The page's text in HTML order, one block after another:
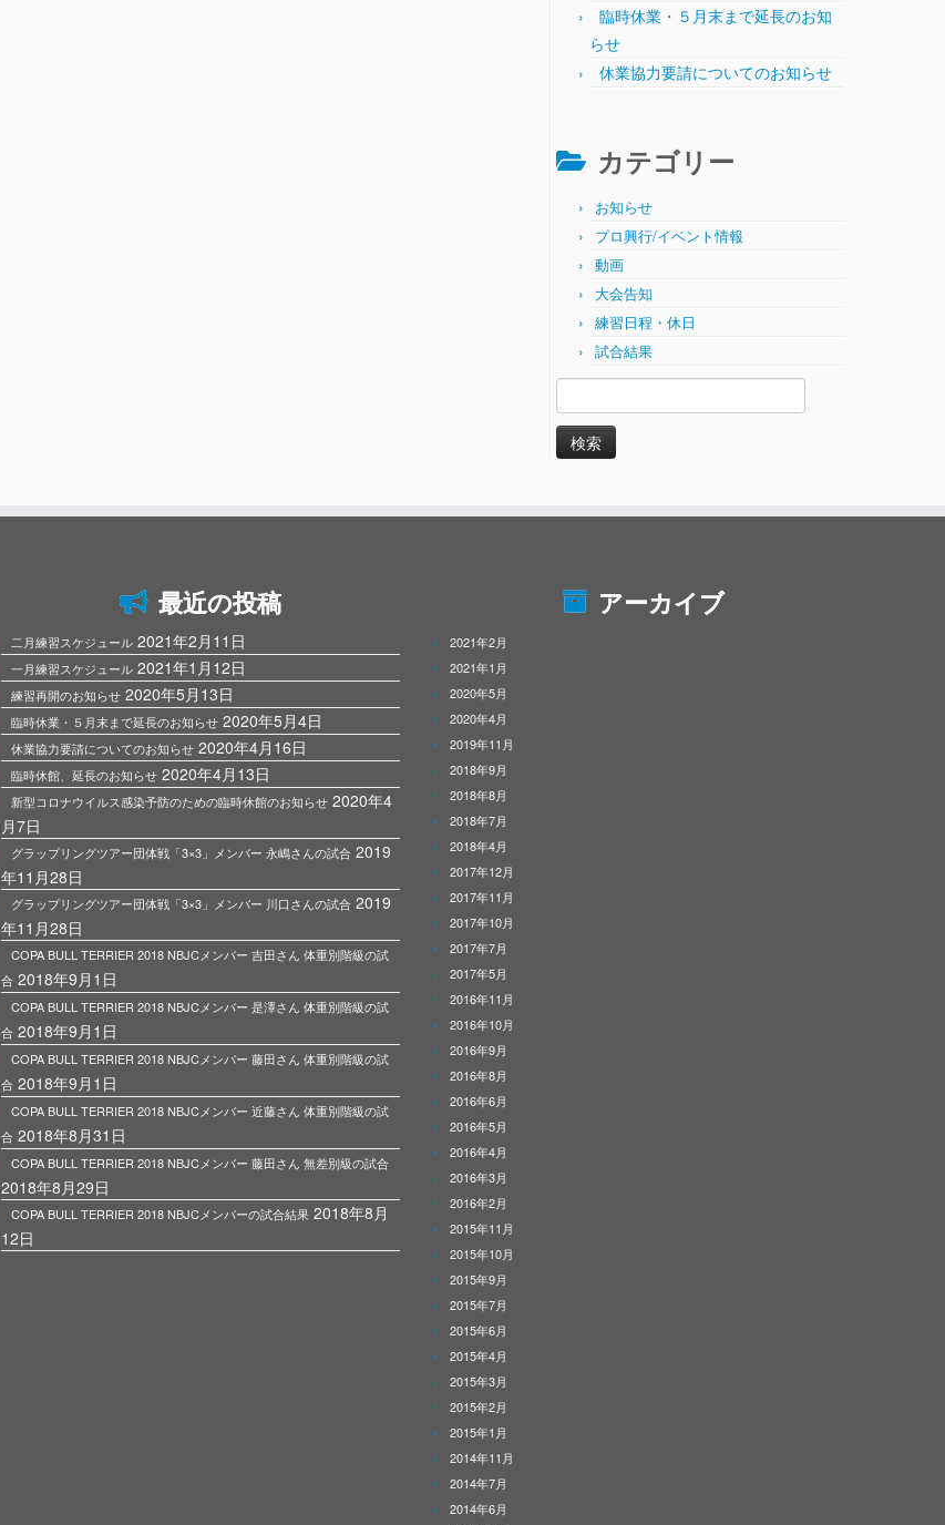
臨時休業・５月末まで延長のお知
らせ
休業協力要請についてのお知らせ
カテゴリー
お知らせ
プロ興行/イベント情報
動画
大会告知
練習日程・休日
試合結果
索:
最近の投稿
二月練習スケジュール 2021年2月11日
一月練習スケジュール 2021年1月12日
練習再開のお知らせ 2020年5月13日
臨時休業・５月末まで延長のお知らせ 2020年5月4日
休業協力要請についてのお知らせ 2020年4月16日
臨時休館、延長のお知らせ 2020年4月13日
新型コロナウイルス感染予防のための臨時休館のお知らせ 2020年4
月7日
グラップリングツアー団体戦「3×3」メンバー 永嶋さんの試合 2019
年11月28日
グラップリングツアー団体戦「3×3」メンバー 川口さんの試合 2019
年11月28日
COPA BULL TERRIER 2018 NBJCメンバー 吉田さん 体重別階級の試
合 2018年9月1日
COPA BULL TERRIER 2018 NBJCメンバー 是澤さん 体重別階級の試
合 2018年9月1日
COPA BULL TERRIER 2018 NBJCメンバー 藤田さん 体重別階級の試
合 2018年9月1日
COPA BULL TERRIER 2018 NBJCメンバー 近藤さん 体重別階級の試
合 2018年8月31日
COPA BULL TERRIER 2018 NBJCメンバー 藤田さん 無差別級の試合
2018年8月29日
COPA BULL TERRIER 2018 NBJCメンバーの試合結果 2018年8月
12日
アーカイブ
2021年2月
2021年1月
2020年5月
2020年4月
2019年11月
2018年9月
2018年8月
2018年7月
2018年4月
2017年12月
2017年11月
2017年10月
2017年7月
2017年5月
2016年11月
2016年10月
2016年9月
2016年8月
2016年6月
2016年5月
2016年4月
2016年3月
2016年2月
2015年11月
2015年10月
2015年9月
2015年7月
2015年6月
2015年4月
2015年3月
2015年2月
2015年1月
2014年11月
2014年7月
2014年6月